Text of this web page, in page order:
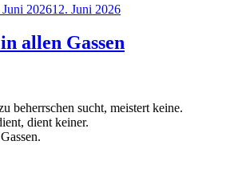
Juni 202612. Juni 2026
allen Gassen
beherrschen sucht, meistert keine.
dient keiner.